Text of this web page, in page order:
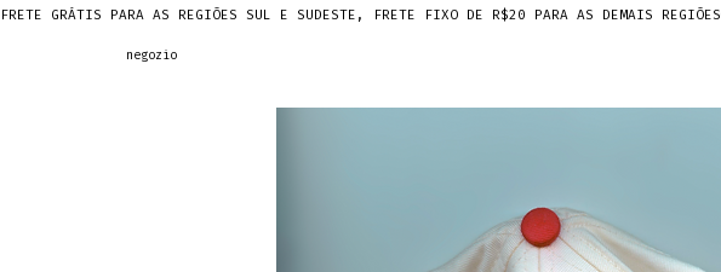
FRETE GRÁTIS PARA AS REGIÕES SUL E SUDESTE, FRETE FIXO DE R$20 PARA AS DEMAIS REGIÕES
negozio